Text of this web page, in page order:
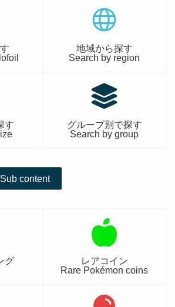
地域から探す
Search by region
す
グループ別で探す
Search by group
content
グ
レアコイン
Rare Pokémon coins